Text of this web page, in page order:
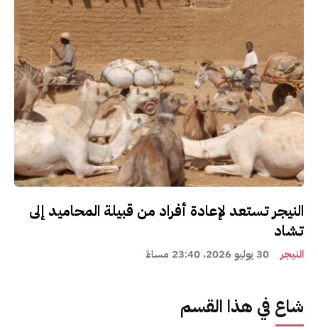
النيجر تستعد لإعادة أفراد من قبيلة المحاميد إلى
تشاد
النيجر 30 يوليو 2026، 23:40 مساءً
شاع في هذا القسم